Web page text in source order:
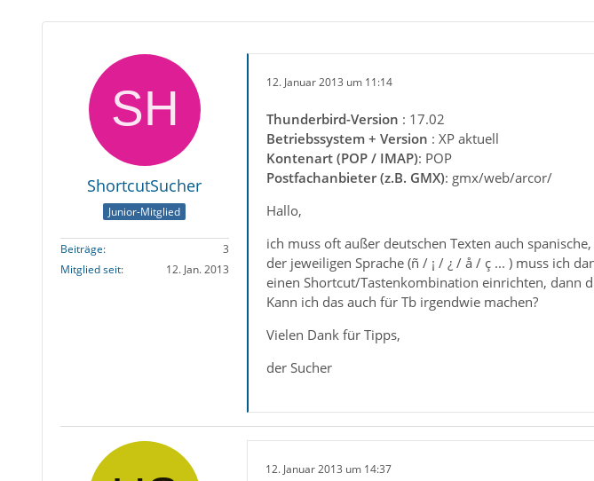
ShortcutSucher
Junior-Mitglied
Beiträge
3
Mitglied seit
12. Jan. 2013
12. Januar 2013 um 11:14
Thunderbird-Version : 17.02
Betriebssystem + Version : XP aktuell
Kontenart (POP / IMAP): POP
Postfachanbieter (z.B. GMX): gmx/web/arcor/
Hallo,
ich muss oft außer deutschen Texten auch
der jeweiligen Sprache (ñ / ¡ / ¿ / å / ç ... ) muss ich
einen Shortcut/Tastenkombination einrichten, dann
Kann ich das auch für Tb irgendwie machen?
Vielen Dank für Tipps,
der Sucher
12. Januar 2013 um 14:37